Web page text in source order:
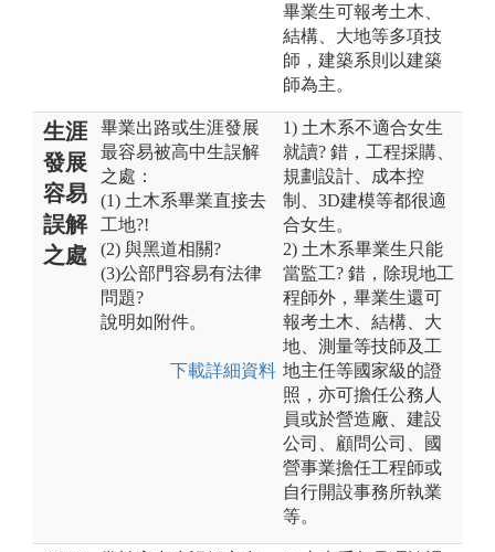
畢業生可報考土木、
結構、大地等多項技
師，建築系則以建築
師為主。
生涯
發展
容易
誤解
之處
畢業出路或生涯發展
最容易被高中生誤解
之處：
(1) 土木系畢業直接去
工地?!
(2) 與黑道相關?
(3)公部門容易有法律
問題?
說明如附件。
下載詳細資料
1) 土木系不適合女生
就讀? 錯，工程採購、
規劃設計、成本控
制、3D建模等都很適
合女生。
2) 土木系畢業生只能
當監工? 錯，除現地工
程師外，畢業生還可
報考土木、結構、大
地、測量等技師及工
地主任等國家級的證
照，亦可擔任公務人
員或於營造廠、建設
公司、顧問公司、國
營事業擔任工程師或
自行開設事務所執業
等。